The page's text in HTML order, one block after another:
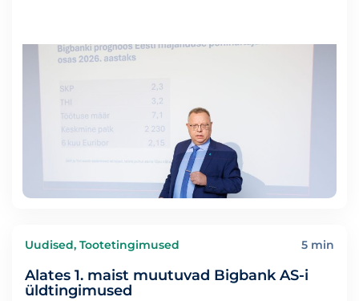
Uudised, Tootetingimused 5 min
Alates 1. maist muutuvad Bigbank AS-i
üldtingimused